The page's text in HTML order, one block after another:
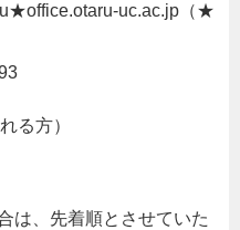
uc.ac.jp（★
る方）
は、先着順とさせていた